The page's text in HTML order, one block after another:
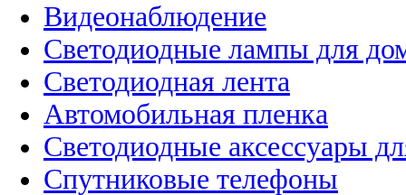
Видеонаблюдение
Светодиодные лампы для
Светодиодная лента
Автомобильная пленка
Светодиодные аксессуары
Спутниковые телефоны